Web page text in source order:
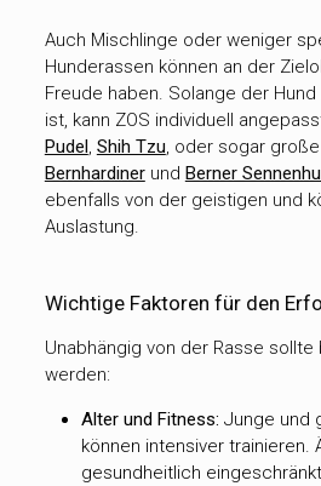
Auch Mischlinge oder weniger
Hunderassen können an der
Freude haben. Solange der
ist, kann ZOS individuell
Pudel, Shih Tzu, oder sogar
Bernhardinerund Berner
ebenfalls von der geistigen und
Auslastung.
Wichtige Faktoren für den
Unabhängig von der Rasse
werden:
Alter und Fitness: Junge und
können intensiver trainieren.
gesundheitlich